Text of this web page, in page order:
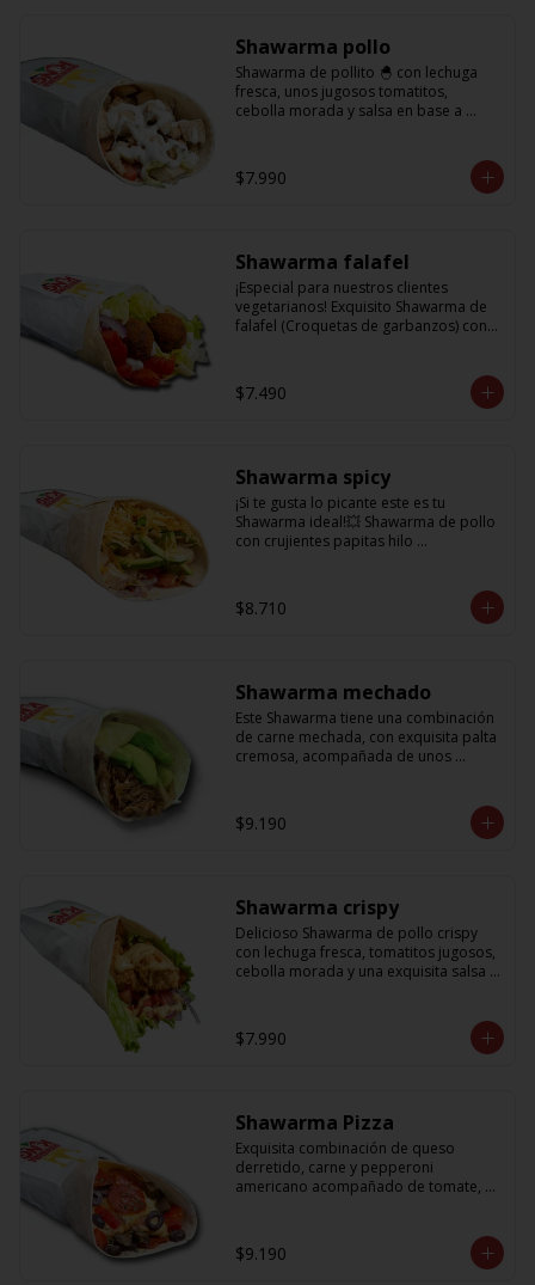
Shawarma pollo
Shawarma de pollito 🐣 con lechuga
fresca, unos jugosos tomatitos,
cebolla morada y salsa en base a
$7.990
Shawarma falafel
¡Especial para nuestros clientes
vegetarianos! Exquisito Shawarma de
falafel (Croquetas de garbanzos) con
en base a lactonesa
$7.490
Shawarma spicy
¡Si te gusta lo picante este es tu
Shawarma ideal!💥 Shawarma de pollo
con crujientes papitas hilo
(picante)
$8.710
Shawarma mechado
Este Shawarma tiene una combinación
de carne mechada, con exquisita palta
cremosa, acompañada de unos
salsa imperdible de cilantro! Sabores
que te harán subir al cielo y bajar por
$9.190
Shawarma crispy
Delicioso Shawarma de pollo crispy
con lechuga fresca, tomatitos jugosos,
cebolla morada y una exquisita salsa
$7.990
Shawarma Pizza
Exquisita combinación de queso
derretido, carne y pepperoni
americano acompañado de tomate,
$9.190